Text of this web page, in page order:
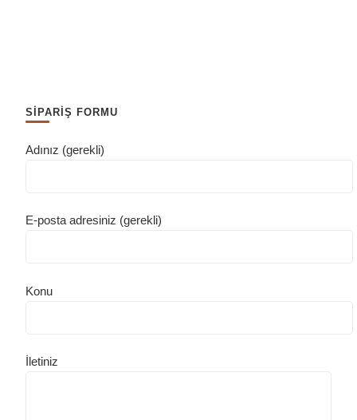
SİPARİŞ FORMU
Adınız (gerekli)
E-posta adresiniz (gerekli)
Konu
İletiniz